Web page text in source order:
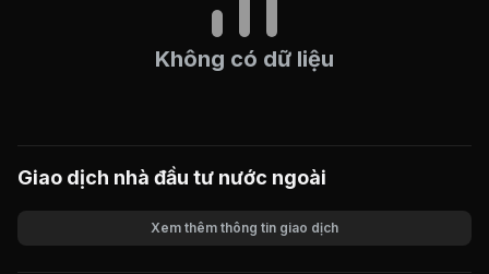
Không có dữ liệu
Giao dịch nhà đầu tư nước ngoài
Xem thêm thông tin giao dịch